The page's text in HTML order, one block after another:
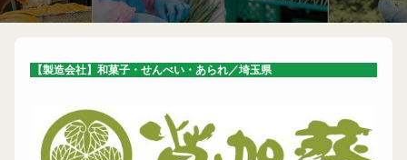
【製造会社】和菓子・せんべい・あられ／埼玉県